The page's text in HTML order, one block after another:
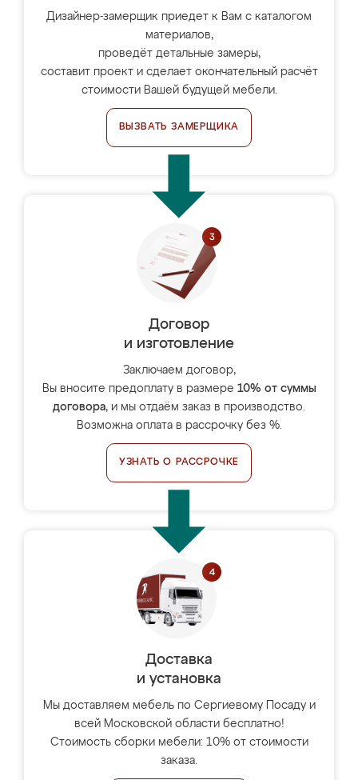
Дизайнер-замерщик приедет к Вам с каталогом
материалов,
проведёт детальные замеры,
составит проект и сделает окончательный расчёт
стоимости Вашей будущей мебели.
ВЫЗВАТЬ ЗАМЕРЩИКА
Договор
и изготовление
Заключаем договор,
Вы вносите предоплату в размере 10% от суммы
договора, и мы отдаём заказ в производство.
Возможна оплата в рассрочку без %.
УЗНАТЬ О РАССРОЧКЕ
Доставка
и установка
Мы доставляем мебель по Сергиевому Посаду и
всей Московской области бесплатно!
Стоимость сборки мебели: 10% от стоимости
заказа.